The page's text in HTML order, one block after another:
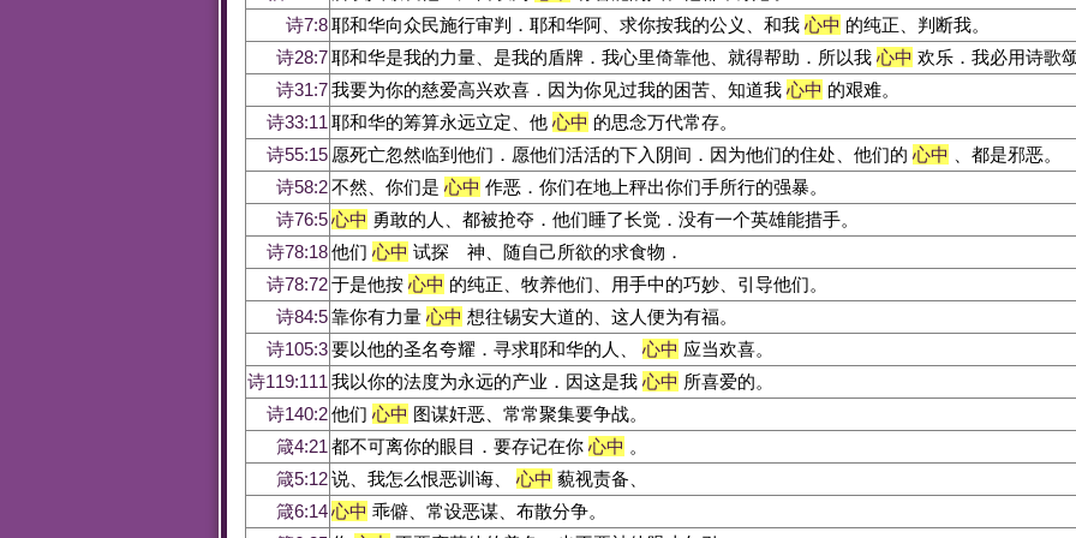
诗7:8耶和华向众民施行审判．耶和华阿、求你按我的公义、和我 心中 的纯正、判断我。
诗28:7耶和华是我的力量、是我的盾牌．我心里倚靠他、就得帮助．所以我 心中 欢乐．我必用诗歌
诗31:7我要为你的慈爱高兴欢喜．因为你见过我的困苦、知道我 心中 的艰难。
诗33:11 耶和华的筹算永远立定、他 心中 的思念万代常存。
诗55:15 愿死亡忽然临到他们．愿他们活活的下入阴间．因为他们的住处、他们的 心中
、都是邪恶。
诗58:2不然、你们是 心中 作恶．你们在地上秤出你们手所行的强暴。
诗76:5心中 勇敢的人、都被抢夺．他们睡了长觉．没有一个英雄能措手。
诗78:18他们 心中 试探 神、随自己所欲的求食物．
诗78:72于是他按 心中 的纯正、牧养他们、用手中的巧妙、引导他们。
诗84:5靠你有力量 心中 想往锡安大道的、这人便为有福。
诗105:3要以他的圣名夸耀．寻求耶和华的人、 心中 应当欢喜。
诗119:111 我以你的法度为永远的产业．因这是我 心中 所喜爱的。
诗140:2他们 心中 图谋奸恶、常常聚集要争战。
箴4:21 都不可离你的眼目．要存记在你 心中 。
箴5:12说、我怎么恨恶训诲、 心中 藐视责备、
箴6:14心中 乖僻、常设恶谋、布散分争。